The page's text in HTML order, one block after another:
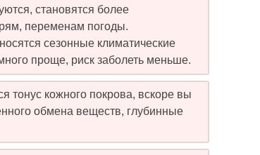
становятся более
переменам погоды.
сезонные климатические
проще, риск заболеть меньше.
тонус кожного покрова, вскоре вы
обмена веществ, глубинные